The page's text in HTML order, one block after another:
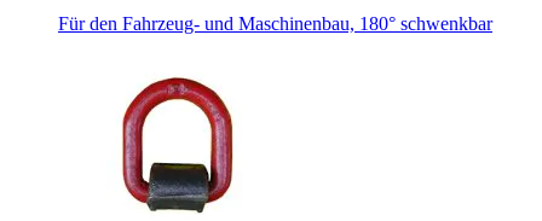
Für den Fahrzeug- und Maschinenbau, 180° schwenkbar